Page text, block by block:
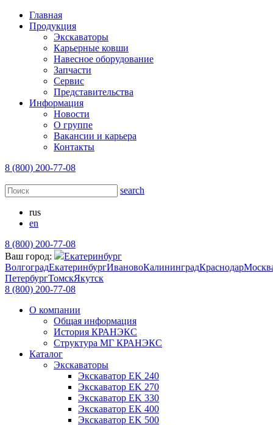
Главная
Продукция
Экскаваторы
Карьерные ковши
Навесное оборудование
Запчасти
Сервис
Представительства
Информация
Новости
О группе
Вакансии и карьера
Контакты
8 (800) 200-77-08
search
rus
en
8 (800) 200-77-08
Ваш город:
Екатеринбург
ВолгоградЕкатеринбургИвановоКалининградКраснодар
ПетербургТомскЯкутск
8 (800) 200-77-08
О компании
Общая информация
История КРАНЭКС
Структура МГ КРАНЭКС
Каталог
Экскаваторы
Экскаватор EK 240
Экскаватор EK 270
Экскаватор EK 330
Экскаватор EK 400
Экскаватор EK 500